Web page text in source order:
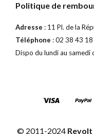
Politique de
Adresse : 11 Pl. de la
Téléphone : 02 38 43
Dispo du lundi au samedi
© 2011-2024 Revolt